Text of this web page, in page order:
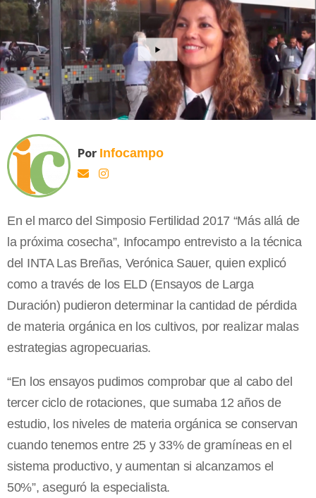
Por Infocampo
En el marco del Simposio Fertilidad 2017 “Más allá de
la próxima cosecha”, Infocampo entrevisto a la técnica
del INTA Las Breñas, Verónica Sauer, quien explicó
como a través de los ELD (Ensayos de Larga
Duración) pudieron determinar la cantidad de pérdida
de materia orgánica en los cultivos, por realizar malas
estrategias agropecuarias.
“En los ensayos pudimos comprobar que al cabo del
tercer ciclo de rotaciones, que sumaba 12 años de
estudio, los niveles de materia orgánica se conservan
cuando tenemos entre 25 y 33% de gramíneas en el
sistema productivo, y aumentan si alcanzamos el
50%”, aseguró la especialista.